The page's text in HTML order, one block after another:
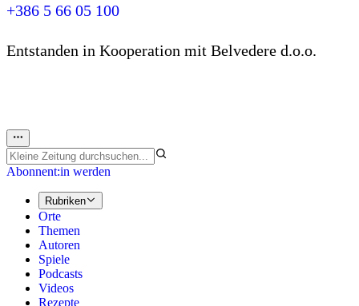
+386 5 66 05 100
Entstanden in Kooperation mit Belvedere d.o.o.
Abonnent:in werden
Rubriken
Orte
Themen
Autoren
Spiele
Podcasts
Videos
Rezepte